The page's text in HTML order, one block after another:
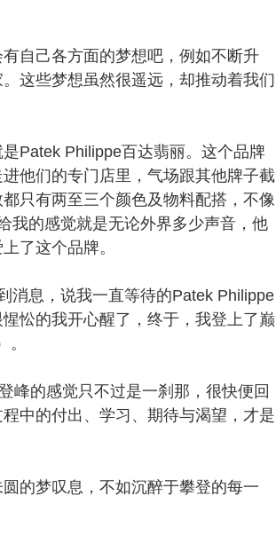
自己各方面的梦想吧，例如不断升
这些梦想虽然很遥远，却推动着我们
Patek Philippe百达翡丽。这个品牌
他们的专门店里，气场跟其他牌子截
只有两至三个颜色及物料配搭，不像
我的感觉就是无论外界多少声音，他
了这个品牌。
息，说我一直等待的Patek Philippe
忪的我开心醒了，终于，我登上了巅
的感觉只不过是一刹那，很快便回
中的付出、学习、期待与渴望，才是
的梦叹息，不如沉醉于攀登的每一